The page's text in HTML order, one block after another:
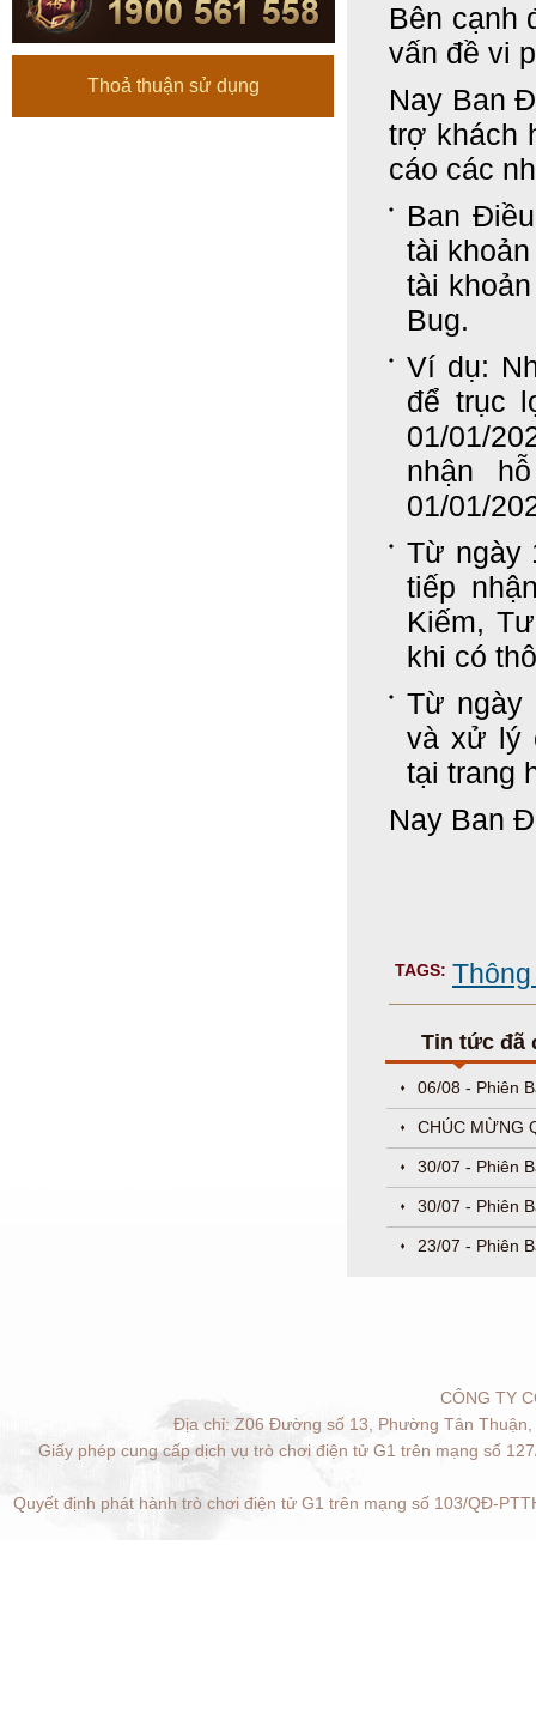
Thoả thuận sử dụng
Bên cạnh
vấn đề vi
Nay Ban
trợ khách
cáo các
Ban
tài
tài
Bug.
Ví dụ:
để trục
01/01/
nhận
01/01/
Từ ngày
tiếp
Kiếm,
khi có
Từ ngày
và xử lý
tại trang
Nay Ban
TAGS:
Tin tức đã
06/08 - Phiên
CHÚC MỪNG
30/07 - Phiên
30/07 - Phiên
23/07 - Phiên
CÔNG TY
Địa chỉ: Z06 Đường số 13, Phường Tân
Giấy phép cung cấp dịch vụ trò chơi điện tử G1 trên mạng số
Quyết định phát hành trò chơi điện tử G1 trên mạng số 103/QĐ-